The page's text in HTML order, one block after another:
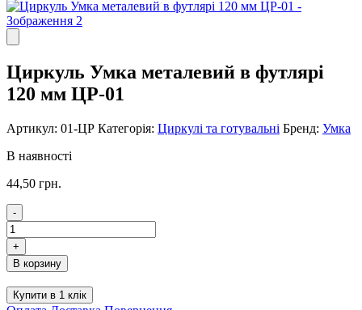
Циркуль Умка металевий в футлярі
120 мм ЦР-01
Артикул: 01-ЦР Категорія: Циркулі та готувальні Бренд: Умка
В наявності
44,50 грн.
-
Циркуль
Умка
металевий
в
футлярі
120
+
В корзину
Купити в 1 клік